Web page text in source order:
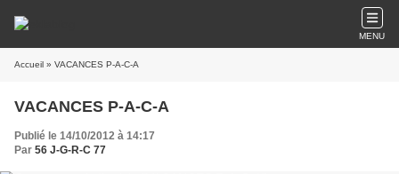
MENU
Accueil » VACANCES P-A-C-A
VACANCES P-A-C-A
Publié le 14/10/2012 à 14:17
Par 56 J-G-R-C 77